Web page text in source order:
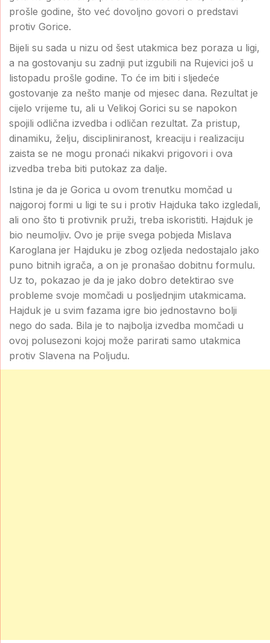
prošle godine, što već dovoljno govori o predstavi
protiv Gorice.
Bijeli su sada u nizu od šest utakmica bez poraza u ligi,
a na gostovanju su zadnji put izgubili na Rujevici još u
listopadu prošle godine. To će im biti i sljedeće
gostovanje za nešto manje od mjesec dana. Rezultat je
cijelo vrijeme tu, ali u Velikoj Gorici su se napokon
spojili odlična izvedba i odličan rezultat. Za pristup,
dinamiku, želju, discipliniranost, kreaciju i realizaciju
zaista se ne mogu pronaći nikakvi prigovori i ova
izvedba treba biti putokaz za dalje.
Istina je da je Gorica u ovom trenutku momčad u
najgoroj formi u ligi te su i protiv Hajduka tako izgledali,
ali ono što ti protivnik pruži, treba iskoristiti. Hajduk je
bio neumoljiv. Ovo je prije svega pobjeda Mislava
Karoglana jer Hajduku je zbog ozljeda nedostajalo jako
puno bitnih igrača, a on je pronašao dobitnu formulu.
Uz to, pokazao je da je jako dobro detektirao sve
probleme svoje momčadi u posljednjim utakmicama.
Hajduk je u svim fazama igre bio jednostavno bolji
nego do sada. Bila je to najbolja izvedba momčadi u
ovoj polusezoni kojoj može parirati samo utakmica
protiv Slavena na Poljudu.